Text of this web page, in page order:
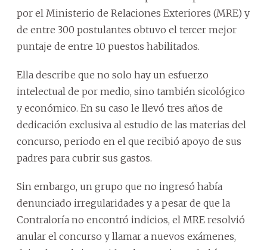
por el Ministerio de Relaciones Exteriores (MRE) y
de entre 300 postulantes obtuvo el tercer mejor
puntaje de entre 10 puestos habilitados.
Ella describe que no solo hay un esfuerzo
intelectual de por medio, sino también sicológico
y económico. En su caso le llevó tres años de
dedicación exclusiva al estudio de las materias del
concurso, periodo en el que recibió apoyo de sus
padres para cubrir sus gastos.
Sin embargo, un grupo que no ingresó había
denunciado irregularidades y a pesar de que la
Contraloría no encontró indicios, el MRE resolvió
anular el concurso y llamar a nuevos exámenes,